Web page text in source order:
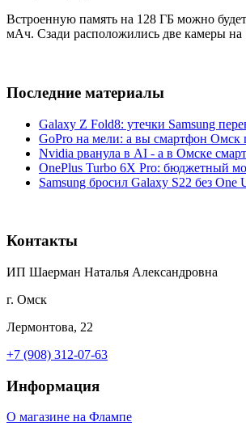
Встроенную память на 128 ГБ можно
мАч. Сзади расположились две камеры на
Последние материалы
Galaxy Z Fold8: утечки Samsung
GoPro на мели: а вы смартфон Омск
Nvidia рванула в AI - а в Омске
OnePlus Turbo 6X Pro: бюджетный
Samsung бросил Galaxy S22 без One
Контакты
ИП Шаерман Наталья Александровна
г. Омск
Лермонтова, 22
+7 (908) 312-07-63
Информация
О магазине на Флампе